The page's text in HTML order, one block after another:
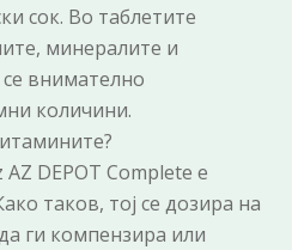
сок. Во таблетите
минералите и
внимателно
количини.
DEPOT Complete е
таков, тој се дозира на
ги компензира или